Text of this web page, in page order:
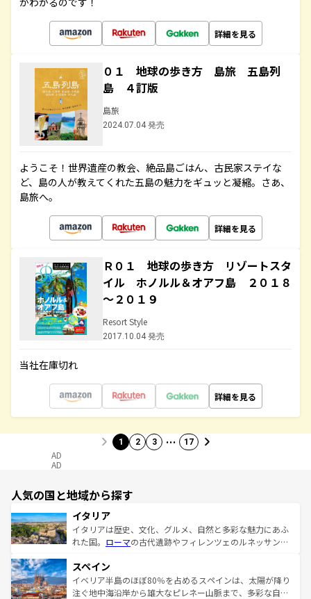
詳細を見る
０１ 地球の歩き方 島旅 五島列
島 ４訂版
島旅
2024.07.04 発売
ようこそ！世界遺産の教会、絶品島ごはん、古民家ステイな
ど、島の人が教えてくれた五島の魅力をギュッと凝縮。さあ、
島旅へ。
詳細を見る
Ｒ０１ 地球の歩き方 リゾートスタ
イル ホノルル＆オアフ島 ２０１８
～２０１９
Resort Style
2017.10.04 発売
当社在庫切れ
詳細を見る
1 2 3 … 17
AD
AD
人気の国と地域から探す
イタリア
イタリアは歴史、文化、グルメ、自然と多彩な魅力にあふ
れた国。 ローマの古代遺跡やフィレンツェのルネッサンス
ろん、トスカーナの美しい田園風景やアマルフィ海岸の絶
景など、自然景観も見逃せない。観光の合間には、本場の
ピザやパスタなど、絶品のイタリア料理を堪能することも
スペイン
イベリア半島のほぼ80％を占めるスペインは、太陽が降り
注ぐ地中海沿岸から雄大なピレネー山脈まで、多彩な自然